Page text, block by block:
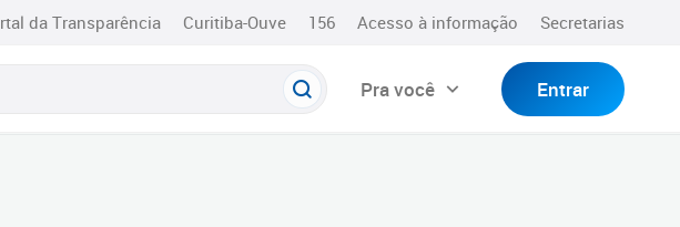
da Transparência Curitiba-Ouve 156 Acesso à informação Secretarias
Pra você Entrar